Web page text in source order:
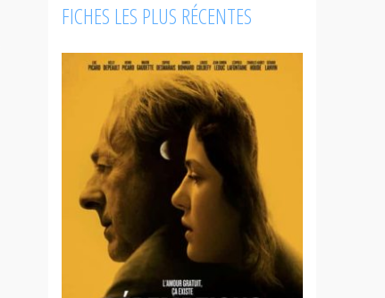
FICHES LES PLUS RÉCENTES